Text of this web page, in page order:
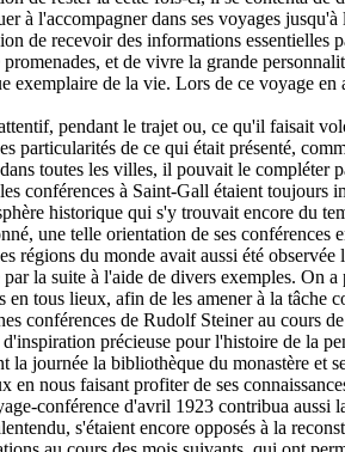
à l'accompagner dans ses voyages
de recevoir des informations essentielles
promenades, et de vivre la grande
exemplaire de la vie. Lors de ce voyage
pendant le trajet ou, ce qu'il faisait
particularités de ce qui était présenté,
toutes les villes, il pouvait le compléter
conférences à Saint-Gall étaient toujours
historique qui s'y trouvait encore du
une telle orientation de ses
régions du monde avait aussi été
par la suite à l'aide de divers exemples. On
en tous lieux, afin de les amener à la tâche
conférences de Rudolf Steiner au cours
d'inspiration précieuse pour l'histoire de la
la journée la bibliothèque du monastère et
en nous faisant profiter de ses
conférence d'avril 1923 contribua aussi
s'étaient encore opposés à la